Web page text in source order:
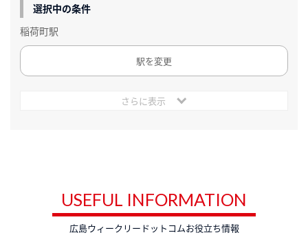
選択中の条件
稲荷町駅
駅を変更
さらに表示
USEFUL INFORMATION
広島ウィークリードットコムお役立ち情報